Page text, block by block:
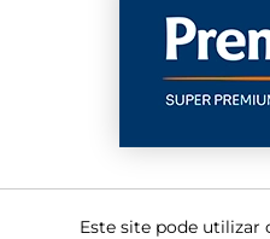
Este site pode utilizar